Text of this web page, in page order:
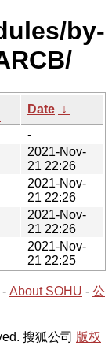
by-
Date ↓
-
2021-Nov-
21 22:26
2021-Nov-
21 22:26
2021-Nov-
21 22:26
2021-Nov-
21 22:25
- About SOHU - 公
搜狐公司 版权